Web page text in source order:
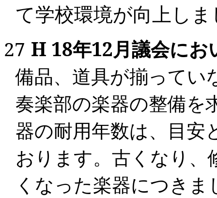
て学校環境が向上し
27 H 18年12月議会にお
備品、道具が揃ってい
奏楽部の楽器の整備を
器の耐用年数は、目安
おります。古くなり
くなった楽器につき